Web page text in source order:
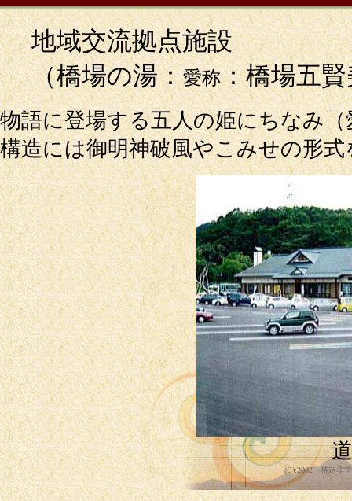
地域交流拠点施設
（橋場の湯：愛称：橋場五
物語に登場する五人の姫にちなみ
構造には御明神破風やこみせの形
(C):2002 特定非